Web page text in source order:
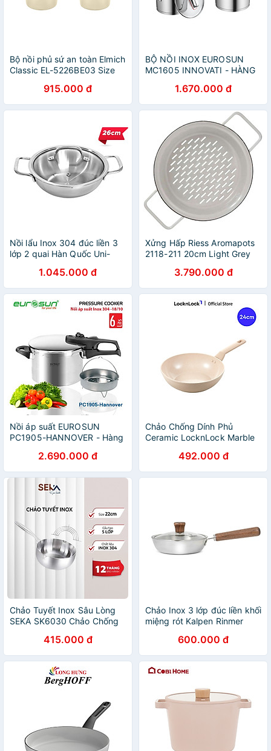
Bộ nồi phủ sứ an toàn Elmich
Classic EL-5226BE03 Size
915.000 đ
BỘ NỒI INOX EUROSUN
MC1605 INNOVATI - HÀNG
1.670.000 đ
Nồi lẩu Inox 304 đúc liền 3
lớp 2 quai Hàn Quốc Uni-
1.045.000 đ
Xửng Hấp Riess Aromapots
2118-211 20cm Light Grey
3.790.000 đ
Nồi áp suất EUROSUN
PC1905-HANNOVER - Hàng
2.690.000 đ
Chảo Chống Dính Phủ
Ceramic LocknLock Marble
Hãng, Dùng Được Bếp Từ -
JoyMall
492.000 đ
Chảo Tuyết Inox Sâu Lòng
SEKA SK6030 Chảo Chống
Hàng Chính Hãng
415.000 đ
Chảo Inox 3 lớp đúc liền khối
miệng rót Kalpen Rinmer
hành 5 năm600.000 đ